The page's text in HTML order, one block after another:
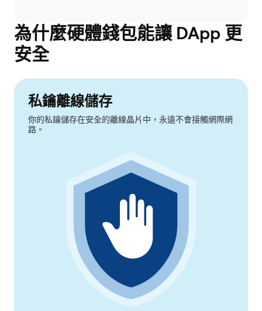
為什麼硬體錢包能讓 DApp 更
安全
私鑰離線儲存
你的私鑰儲存在安全的離線晶片中，永遠不會接觸網際網
路。